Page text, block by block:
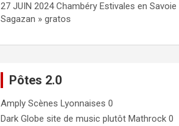
27 JUIN 2024 Chambéry Estivales en
Sagazan » gratos
Pôtes 2.0
Amply Scènes Lyonnaises 0
Dark Globe site de music plutôt Mathrock 0